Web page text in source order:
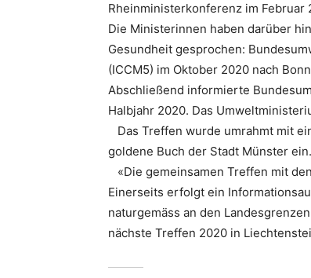
Rheinministerkonferenz im Februar
Die Ministerinnen haben darüber
Gesundheit gesprochen:
(ICCM5) im Oktober 2020 nach
Abschließend informierte
Halbjahr 2020. Das
Das Treffen wurde umrahmt mit
goldene Buch der Stadt Münster
«Die gemeinsamen Treffen mit
Einerseits erfolgt ein
naturgemäss an den
nächste Treffen 2020 in